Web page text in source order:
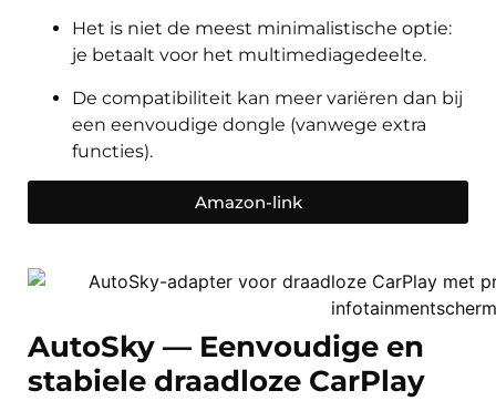
Het is niet de meest minimalistische optie:
je betaalt voor het multimediagedeelte.
De compatibiliteit kan meer variëren dan bij
een eenvoudige dongle (vanwege extra
functies).
Amazon-link
AutoSky — Eenvoudige en
stabiele draadloze CarPlay